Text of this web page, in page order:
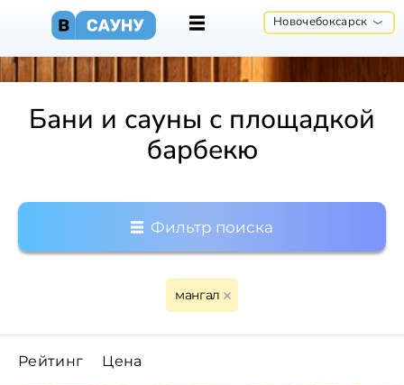
Новочебоксарск
Бани и сауны с площадкой
барбекю
Фильтр поиска
мангал
Рейтинг Цена